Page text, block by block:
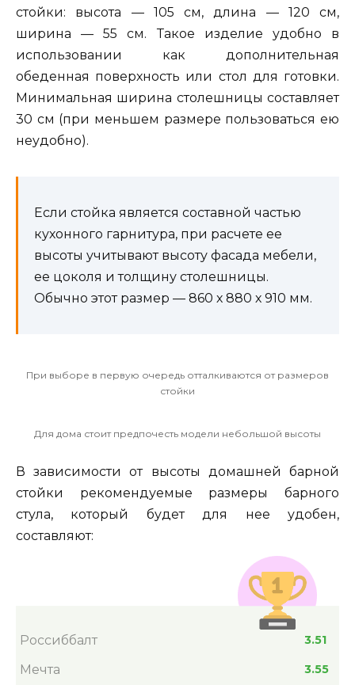
стойки: высота — 105 см, длина — 120 см,
ширина — 55 см. Такое изделие удобно в
использовании как дополнительная
обеденная поверхность или стол для готовки.
Минимальная ширина столешницы составляет
30 см (при меньшем размере пользоваться ею
неудобно).
Если стойка является составной частью
кухонного гарнитура, при расчете ее
высоты учитывают высоту фасада мебели,
ее цоколя и толщину столешницы.
Обычно этот размер — 860 х 880 х 910 мм.
При выборе в первую очередь отталкиваются от размеров
стойки
Для дома стоит предпочесть модели небольшой высоты
В зависимости от высоты домашней барной
стойки рекомендуемые размеры барного
стула, который будет для нее удобен,
составляют:
Россиббалт 3.51
Мечта 3.55